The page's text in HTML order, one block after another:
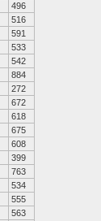
496
516
591
533
542
884
272
672
618
675
608
399
763
534
555
563